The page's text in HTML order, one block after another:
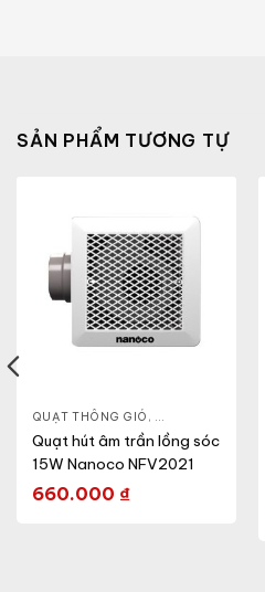
SẢN PHẨM TƯƠNG TỰ
QUẠT THÔNG GIÓ , QUẠT ÂM TRẦN
Quạt hút âm trần lồng sóc
15W Nanoco NFV2021
660.000 ₫
TRẦN,QUẠT GẮN TƯỜNG